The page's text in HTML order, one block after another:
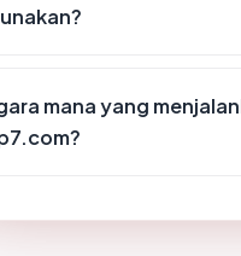
mana yang